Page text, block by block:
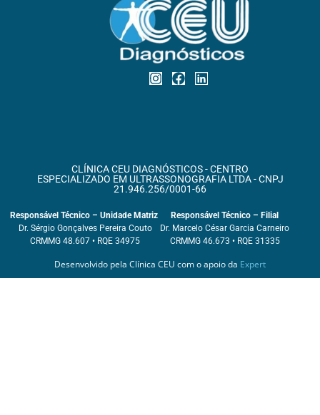
CLÍNICA CEU DIAGNÓSTICOS - CENTRO
ESPECIALIZADO EM ULTRASSONOGRAFIA LTDA - CNPJ
21.946.256/0001-66
Responsável Técnico – Unidade Matriz
Dr. Sérgio Gonçalves Pereira Couto
CRMMG 48.607 • RQE 34975
Responsável Técnico – Filial
Dr. Marcelo César Garcia Carneiro
CRMMG 46.673 • RQE 31335
Desenvolvido pela Clínica CEU com o apoio da Expert